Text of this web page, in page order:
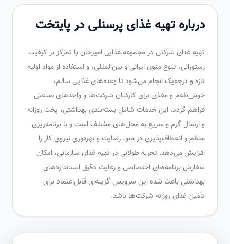
درباره تهیه غذای پرسنلی در پایتخت
تهیه غذای شرکتی در مجموعه غذایی امیرخان با تمرکز بر کیفیت
رستورانی، تنوع منوی ایرانی و بین‌المللی، و استفاده از مواد اولیه
تازه و درجه‌یک انجام می‌شود تا وعده‌های غذایی سالم،
خوش‌طعم و مغذی برای کارکنان شرکت‌ها و واحدهای صنعتی
فراهم گردد. این خدمات شامل بسته‌بندی بهداشتی، پخت روزانه
و ارسال گرم و سریع به محل‌های مختلف است و با برنامه‌ریزی
منظم و انعطاف‌پذیری در منو، رضایت و بهره‌وری نیروی کار را
افزایش می‌دهد. تجربه طولانی در تهیه غذای سازمانی، امکان
سفارش برنامه‌های اختصاصی و رعایت دقیق استانداردهای
بهداشتی باعث شده این سرویس گزینه‌ای قابل‌اعتماد برای
تأمین غذای روزانه شرکت‌ها باشد.